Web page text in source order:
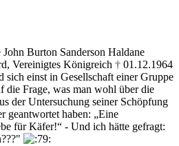
Burton Sanderson Haldane
Vereinigtes Königreich † 01.12.1964
sich einst in Gesellschaft einer Gruppe
die Frage, was man wohl über die
der Untersuchung seiner Schöpfung
geantwortet haben: „Eine
für Käfer!“ - Und ich hätte gefragt: